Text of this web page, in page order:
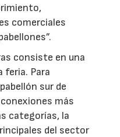
comerciales
consiste en una
feria. Para
sur de
más
categorías, la
del sector